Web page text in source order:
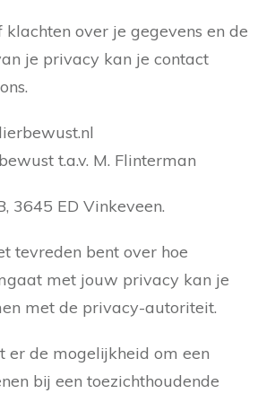
klachten over je gegevens en de
je privacy kan je contact
t.a.v. M. Flinterman
3645 ED Vinkeveen.
tevreden bent over hoe
met jouw privacy kan je
met de privacy-autoriteit.
er de mogelijkheid om een
bij een toezichthoudende